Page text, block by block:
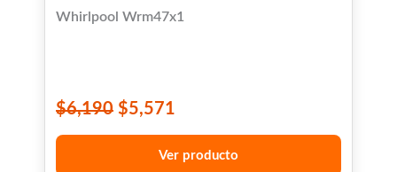
Whirlpool Wrm47x1
$6,190 $5,571
Ver producto